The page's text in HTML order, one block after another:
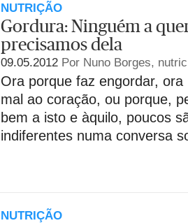
NUTRIÇÃO
Gordura: Ninguém a
precisamos dela
09.05.2012 Por Nuno Borges,
Ora porque faz engordar,
mal ao coração, ou porque,
bem a isto e àquilo, poucos
indiferentes numa conversa
NUTRIÇÃO